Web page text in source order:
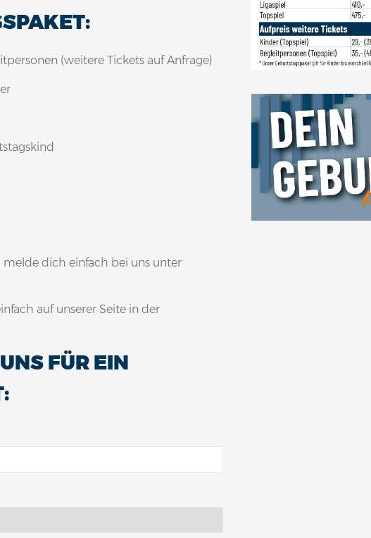
(weitere Tickets auf Anfrage)
dich einfach bei uns unter
auf unserer Seite in der
FÜR EIN